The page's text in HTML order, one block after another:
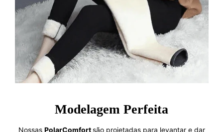
Modelagem Perfeita
Nossas PolarComfort são projetadas para levantar e dar